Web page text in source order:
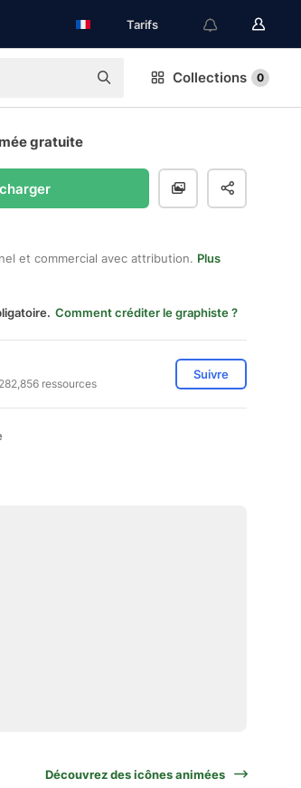
Tarifs
Collections 0
gratuite
et commercial avec attribution. Plus
Comment créditer le graphiste ?
ressources
Suivre
Découvrez des icônes animées